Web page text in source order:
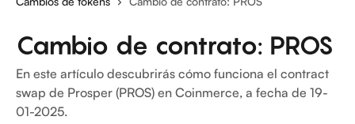
Cambio de contrato: PROS
En este artículo descubrirás cómo funciona el contract
swap de Prosper (PROS) en Coinmerce, a fecha de 19-
01-2025.